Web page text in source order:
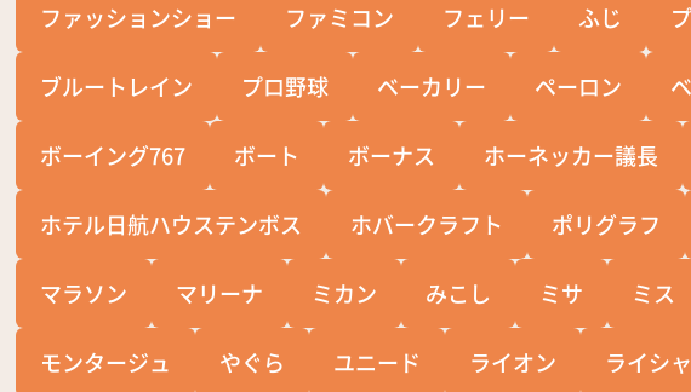
ファッションショー ファミコン フェリー ふじ
ブルートレイン プロ野球 ベーカリー ペーロン
ボーイング767 ボート ボーナス ホーネッカー議長
ホテル日航ハウステンボス ホバークラフト ポリグラフ
マラソン マリーナ ミカン みこし ミサ ミス
モンタージュ やぐら ユニード ライオン ライシ